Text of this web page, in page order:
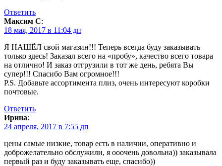
Ответить
Максим С:
18 мая, 2017 в 11:04 дп
Я НАШЁЛ свой магазин!!! Теперь всегда буду заказывать
только здесь! Заказал всего на «пробу», качество всего товара
на отлично! И заказ отгрузили в тот же день, ребята Вы
супер!!! Спасибо Вам огромное!!!
P.S. Добавьте ассортимента плиз, очень интересуют коробки
почтовые.
Ответить
Ирина:
24 апреля, 2017 в 7:55 дп
цены самые низкие, товар есть в наличии, оперативно и
доброжелательно обслужили, я ооочень довольна)) заказывала
первый раз и буду заказывать еще, спасибо))